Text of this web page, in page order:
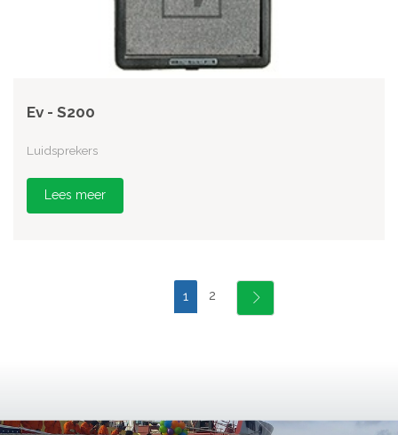
Ev - S200
Luidsprekers
Lees meer
1 2